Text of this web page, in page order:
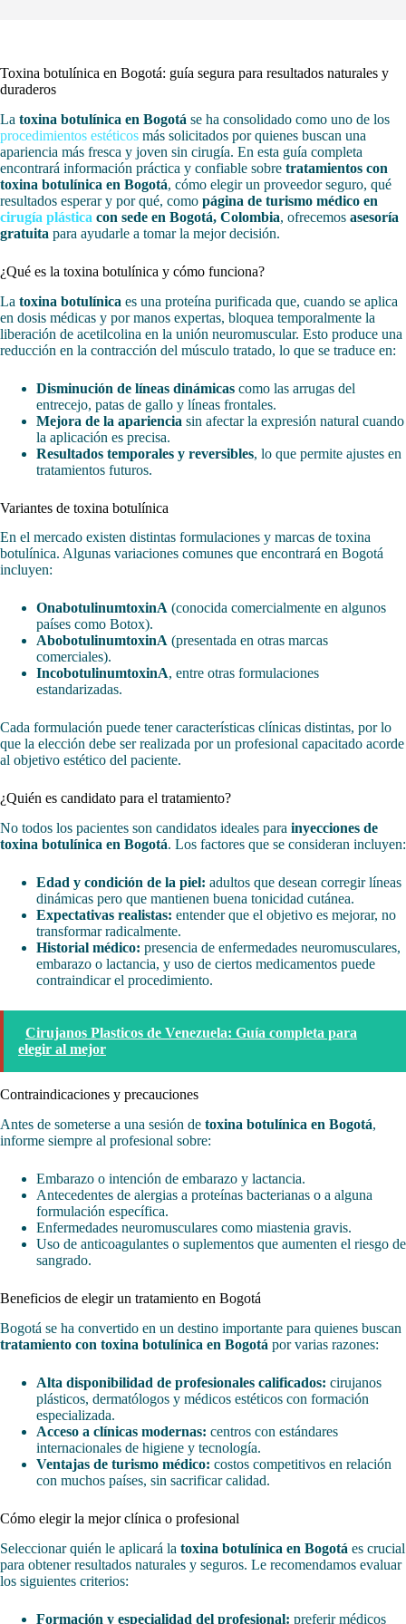
Toxina botulínica en Bogotá: guía segura para resultados naturales y
duraderos
La toxina botulínica en Bogotá se ha consolidado como uno de los
procedimientos estéticos más solicitados por quienes buscan una
apariencia más fresca y joven sin cirugía. En esta guía completa
encontrará información práctica y confiable sobre tratamientos con
toxina botulínica en Bogotá, cómo elegir un proveedor seguro, qué
resultados esperar y por qué, como página de turismo médico en
cirugía plástica con sede en Bogotá, Colombia, ofrecemos asesoría
gratuita para ayudarle a tomar la mejor decisión.
¿Qué es la toxina botulínica y cómo funciona?
La toxina botulínica es una proteína purificada que, cuando se aplica
en dosis médicas y por manos expertas, bloquea temporalmente la
liberación de acetilcolina en la unión neuromuscular. Esto produce una
reducción en la contracción del músculo tratado, lo que se traduce en:
Disminución de líneas dinámicas como las arrugas del
entrecejo, patas de gallo y líneas frontales.
Mejora de la apariencia sin afectar la expresión natural cuando
la aplicación es precisa.
Resultados temporales y reversibles, lo que permite ajustes en
tratamientos futuros.
Variantes de toxina botulínica
En el mercado existen distintas formulaciones y marcas de toxina
botulínica. Algunas variaciones comunes que encontrará en Bogotá
incluyen:
OnabotulinumtoxinA (conocida comercialmente en algunos
países como Botox).
AbobotulinumtoxinA (presentada en otras marcas
comerciales).
IncobotulinumtoxinA, entre otras formulaciones
estandarizadas.
Cada formulación puede tener características clínicas distintas, por lo
que la elección debe ser realizada por un profesional capacitado acorde
al objetivo estético del paciente.
¿Quién es candidato para el tratamiento?
No todos los pacientes son candidatos ideales para inyecciones de
toxina botulínica en Bogotá. Los factores que se consideran incluyen:
Edad y condición de la piel: adultos que desean corregir líneas
dinámicas pero que mantienen buena tonicidad cutánea.
Expectativas realistas: entender que el objetivo es mejorar, no
transformar radicalmente.
Historial médico: presencia de enfermedades neuromusculares,
embarazo o lactancia, y uso de ciertos medicamentos puede
contraindicar el procedimiento.
Cirujanos Plasticos de Venezuela: Guía completa para
elegir al mejor
Contraindicaciones y precauciones
Antes de someterse a una sesión de toxina botulínica en Bogotá,
informe siempre al profesional sobre:
Embarazo o intención de embarazo y lactancia.
Antecedentes de alergias a proteínas bacterianas o a alguna
formulación específica.
Enfermedades neuromusculares como miastenia gravis.
Uso de anticoagulantes o suplementos que aumenten el riesgo de
sangrado.
Beneficios de elegir un tratamiento en Bogotá
Bogotá se ha convertido en un destino importante para quienes buscan
tratamiento con toxina botulínica en Bogotá por varias razones:
Alta disponibilidad de profesionales calificados: cirujanos
plásticos, dermatólogos y médicos estéticos con formación
especializada.
Acceso a clínicas modernas: centros con estándares
internacionales de higiene y tecnología.
Ventajas de turismo médico: costos competitivos en relación
con muchos países, sin sacrificar calidad.
Cómo elegir la mejor clínica o profesional
Seleccionar quién le aplicará la toxina botulínica en Bogotá es crucial
para obtener resultados naturales y seguros. Le recomendamos evaluar
los siguientes criterios:
Formación y especialidad del profesional: preferir médicos